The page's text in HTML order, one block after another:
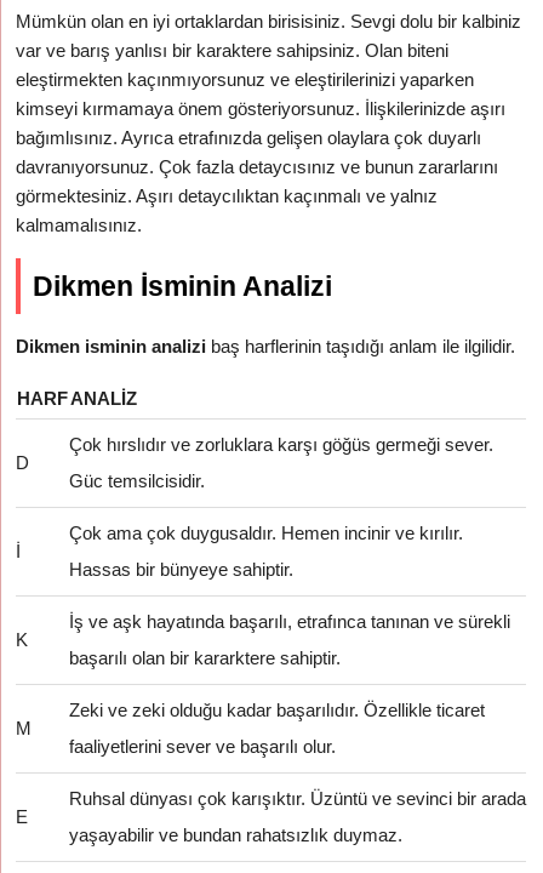
Mümkün olan en iyi ortaklardan birisisiniz. Sevgi dolu bir kalbiniz
var ve barış yanlısı bir karaktere sahipsiniz. Olan biteni
eleştirmekten kaçınmıyorsunuz ve eleştirilerinizi yaparken
kimseyi kırmamaya önem gösteriyorsunuz. İlişkilerinizde aşırı
bağımlısınız. Ayrıca etrafınızda gelişen olaylara çok duyarlı
davranıyorsunuz. Çok fazla detaycısınız ve bunun zararlarını
görmektesiniz. Aşırı detaycılıktan kaçınmalı ve yalnız
kalmamalısınız.
Dikmen İsminin Analizi
Dikmen isminin analizi baş harflerinin taşıdığı anlam ile ilgilidir.
HARFANALIZ
D
Çok hırslıdır ve zorluklara karşı göğüs germeği sever.
Güc temsilcisidir.
İ
Çok ama çok duygusaldır. Hemen incinir ve kırılır.
Hassas bir bünyeye sahiptir.
K
İş ve aşk hayatında başarılı, etrafınca tanınan ve sürekli
başarılı olan bir kararktere sahiptir.
M
Zeki ve zeki olduğu kadar başarılıdır. Özellikle ticaret
faaliyetlerini sever ve başarılı olur.
E
Ruhsal dünyası çok karışıktır. Üzüntü ve sevinci bir arada
yaşayabilir ve bundan rahatsızlık duymaz.